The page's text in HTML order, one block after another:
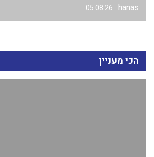
hanas
05.08.26
הכי מעניין